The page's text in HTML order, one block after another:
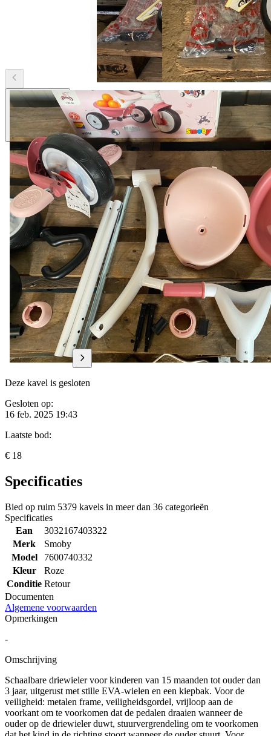
Deze kavel is gesloten
Gesloten op:
16 feb. 2025 19:43
Laatste bod:
€ 18
Specificaties
Bied op ruim 5379 kavels in meer dan 36 categorieën
Specificaties
Ean
3032167403322
Merk
Smoby
Model
7600740332
Kleur
Roze
Conditie Retour
Documenten
Algemene voorwaarden
Opmerkingen
-
Omschrijving
Schaalbare driewieler voor kinderen van 15 maanden tot ouder dan
3 jaar, uitgerust met stille EVA-wielen en een kiepbak. Voor de
veiligheid: metalen frame, veiligheidsgordel, vrijloop aan de
voorkant om te voorkomen dat de pedalen draaien wanneer de
ouder op de driewieler duwt, stuurvergrendeling om te voorkomen